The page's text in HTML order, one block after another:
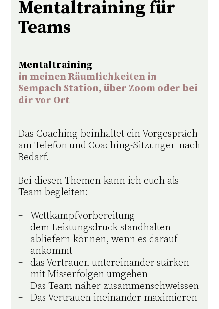
Mentaltraining für
Teams
Mentaltraining
in meinen Räumlichkeiten in
Sempach Station, über Zoom oder bei
dir vor Ort
Das Coaching beinhaltet ein Vorgespräch
am Telefon und Coaching-Sitzungen nach
Bedarf.
Bei diesen Themen kann ich euch als
Team begleiten:
Wettkampfvorbereitung
dem Leistungsdruck standhalten
abliefern können, wenn es darauf
ankommt
das Vertrauen untereinander stärken
mit Misserfolgen umgehen
Das Team näher zusammenschweissen
Das Vertrauen ineinander maximieren